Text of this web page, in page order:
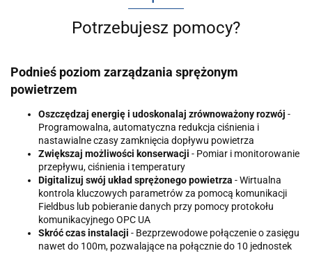
Potrzebujesz pomocy?
Podnieś poziom zarządzania sprężonym
powietrzem
Oszczędzaj energię i udoskonalaj zrównoważony rozwój -
Programowalna, automatyczna redukcja ciśnienia i
nastawialne czasy zamknięcia dopływu powietrza
Zwiększaj możliwości konserwacji - Pomiar i monitorowanie
przepływu, ciśnienia i temperatury
Digitalizuj swój układ sprężonego powietrza - Wirtualna
kontrola kluczowych parametrów za pomocą komunikacji
Fieldbus lub pobieranie danych przy pomocy protokołu
komunikacyjnego OPC UA
Skróć czas instalacji - Bezprzewodowe połączenie o zasięgu
nawet do 100m, pozwalające na połącznie do 10 jednostek